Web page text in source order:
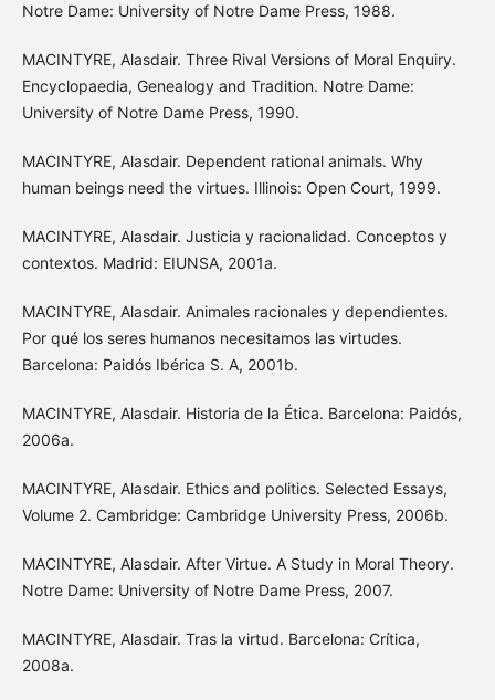
Notre Dame: University of Notre Dame Press, 1988.
MACINTYRE, Alasdair. Three Rival Versions of Moral Enquiry.
Encyclopaedia, Genealogy and Tradition. Notre Dame:
University of Notre Dame Press, 1990.
MACINTYRE, Alasdair. Dependent rational animals. Why
human beings need the virtues. Illinois: Open Court, 1999.
MACINTYRE, Alasdair. Justicia y racionalidad. Conceptos y
contextos. Madrid: EIUNSA, 2001a.
MACINTYRE, Alasdair. Animales racionales y dependientes.
Por qué los seres humanos necesitamos las virtudes.
Barcelona: Paidós Ibérica S. A, 2001b.
MACINTYRE, Alasdair. Historia de la Ética. Barcelona: Paidós,
2006a.
MACINTYRE, Alasdair. Ethics and politics. Selected Essays,
Volume 2. Cambridge: Cambridge University Press, 2006b.
MACINTYRE, Alasdair. After Virtue. A Study in Moral Theory.
Notre Dame: University of Notre Dame Press, 2007.
MACINTYRE, Alasdair. Tras la virtud. Barcelona: Crítica,
2008a.